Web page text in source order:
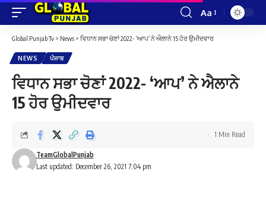
Font
Aa
Global Punjab Tv > News > ਵਿਧਾਨ ਸਭਾ ਚੋਣਾਂ 2022- ‘ਆਪ’ ਨੇ ਐਲਾਨੇ 15 ਹੋਰ ਉਮੀਦਵਾਰ
NEWS ਪੰਜਾਬ
ਵਿਧਾਨ ਸਭਾ ਚੋਣਾਂ 2022- ‘ਆਪ’ ਨੇ ਐਲਾਨੇ
15 ਹੋਰ ਉਮੀਦਵਾਰ
Last updated: December 26, 2021 7:04 pm
TeamGlobalPunjab
1 Min Read